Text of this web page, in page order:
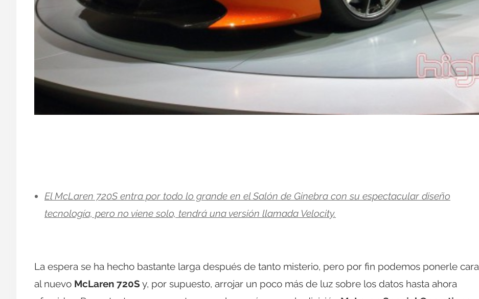
El McLaren 720S entra por todo lo grande en el Salón de Ginebra con su espectacular diseño
tecnología, pero no viene solo, tendrá una versión llamada Velocity.
La espera se ha hecho bastante larga después de tanto misterio, pero por fin podemos ponerle cara
al nuevo McLaren 720S y, por supuesto, arrojar un poco más de luz sobre los datos hasta ahora